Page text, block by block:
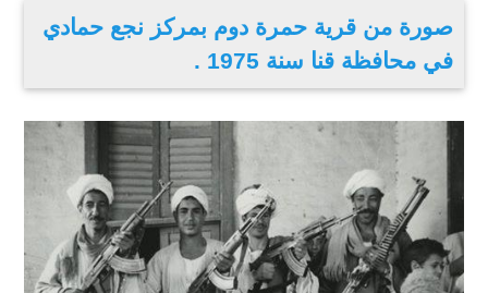
صورة من قرية حمرة دوم بمركز نجع حمادي
في محافظة قنا سنة 1975 .